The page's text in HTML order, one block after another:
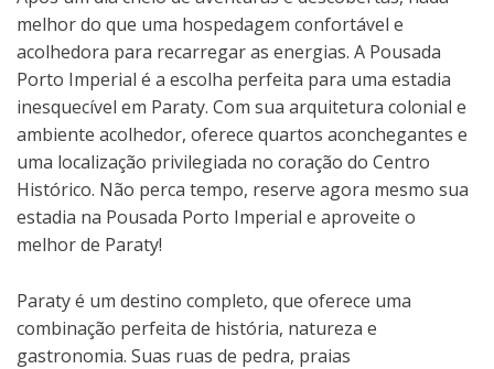
melhor do que uma hospedagem confortável e
acolhedora para recarregar as energias. A Pousada
Porto Imperial é a escolha perfeita para uma estadia
inesquecível em Paraty. Com sua arquitetura colonial e
ambiente acolhedor, oferece quartos aconchegantes e
uma localização privilegiada no coração do Centro
Histórico. Não perca tempo, reserve agora mesmo sua
estadia na Pousada Porto Imperial e aproveite o
melhor de Paraty!
Paraty é um destino completo, que oferece uma
combinação perfeita de história, natureza e
gastronomia. Suas ruas de pedra, praias